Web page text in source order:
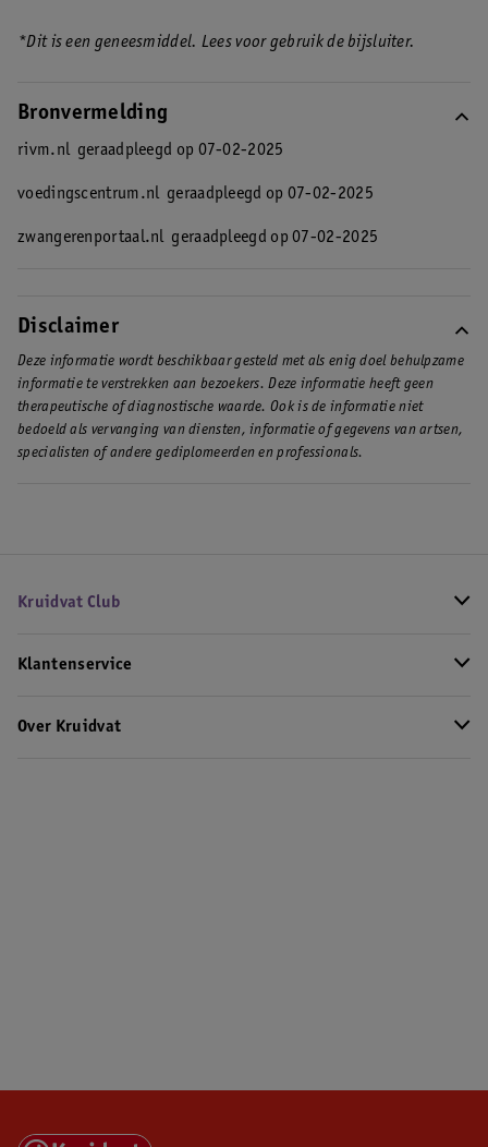
*Dit is een geneesmiddel. Lees voor gebruik de bijsluiter.
Bronvermelding
rivm.nl geraadpleegd op 07-02-2025
voedingscentrum.nl geraadpleegd op 07-02-2025
zwangerenportaal.nl geraadpleegd op 07-02-2025
Disclaimer
Deze informatie wordt beschikbaar gesteld met als enig doel behulpzame
informatie te verstrekken aan bezoekers. Deze informatie heeft geen
therapeutische of diagnostische waarde. Ook is de informatie niet
bedoeld als vervanging van diensten, informatie of gegevens van artsen,
specialisten of andere gediplomeerden en professionals.
Kruidvat Club
Klantenservice
Over Kruidvat